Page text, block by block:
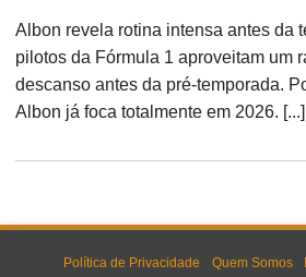
Albon revela rotina intensa antes da
pilotos da Fórmula 1 aproveitam um
descanso antes da pré-temporada.
Albon já foca totalmente em 2026. [...]
Política de Privacidade Quem Somos